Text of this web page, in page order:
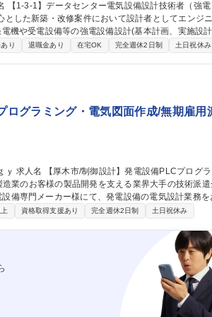
、実施設計、行政対応等) ■設計や工事、データセン
術者（強電・弱電）★リモート可能
り 退職金あり 在宅OK 完全週休2日制 土日祝休み
ログラミング・電気図面作成/無期雇用
・電
備専門メーカー様にて、発電設備の電気設計業務を
）との連携：操作パネルや監視画面を通じて、設備
計】発電設備PLCプログ
資格取得支援あり 完全週休2日制 土日祝休み